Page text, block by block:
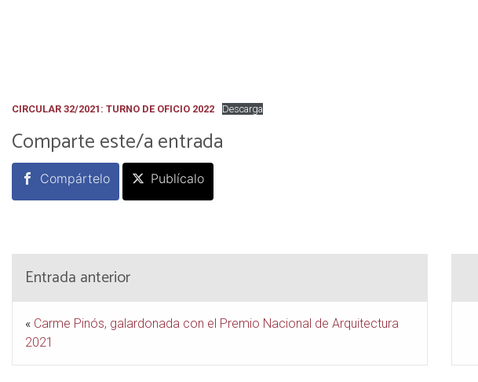
CIRCULAR 32/2021: TURNO DE OFICIO 2022 Descarga
Comparte este/a entrada
Compártelo Publícalo
Entrada anterior
« Carme Pinós, galardonada con el Premio Nacional de Arquitectura
2021